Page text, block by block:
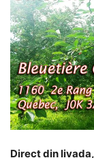
Direct din